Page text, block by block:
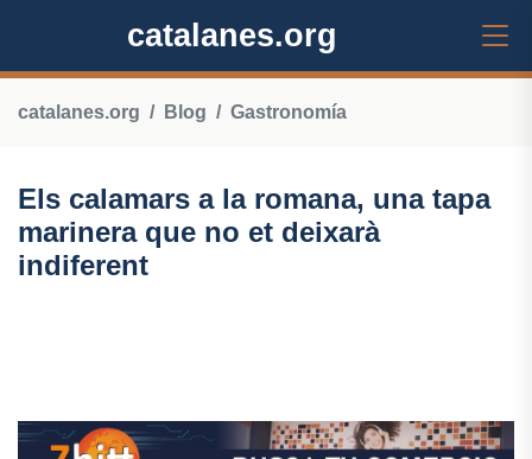
catalanes.org
catalanes.org Blog Gastronomía
Els calamars a la romana, una tapa
marinera que no et deixarà
indiferent